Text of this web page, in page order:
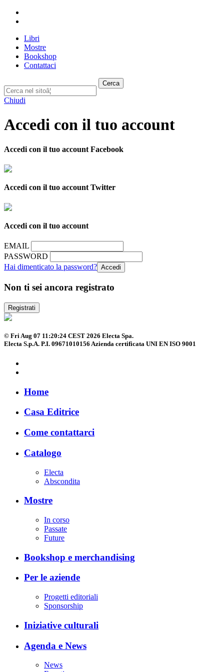
Libri
Mostre
Bookshop
Contattaci
Cerca
Chiudi
Accedi con il tuo account
Accedi con il tuo account Facebook
Accedi con il tuo account Twitter
Accedi con il tuo account
EMAIL
PASSWORD
Hai dimenticato la password?
Non ti sei ancora registrato
Registrati
© Fri Aug 07 11:20:24 CEST 2026 Electa Spa.
Electa S.p.A. P.I. 09671010156 Azienda certificata UNI EN ISO 9001
Home
Casa Editrice
Come contattarci
Catalogo
Electa
Abscondita
Mostre
In corso
Passate
Future
Bookshop e merchandising
Per le aziende
Progetti editoriali
Sponsorship
Iniziative culturali
Agenda e News
News